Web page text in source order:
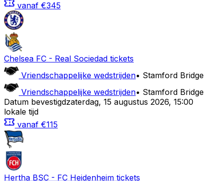
vanaf €345
Chelsea FC - Real Sociedad tickets
Vriendschappelijke wedstrijden• Stamford Bridge
Vriendschappelijke wedstrijden• Stamford Bridge
Datum bevestigdzaterdag, 15 augustus 2026, 15:00
lokale tijd
vanaf €115
Hertha BSC - FC Heidenheim tickets